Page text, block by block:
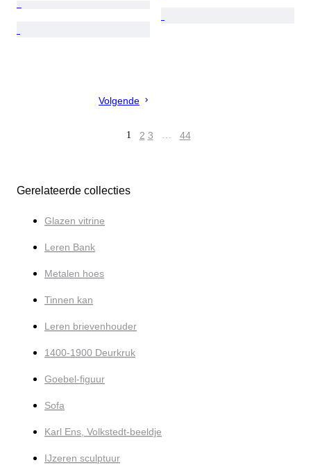
Volgende
1 2 3 … 44
Gerelateerde collecties
Glazen vitrine
Leren Bank
Metalen hoes
Tinnen kan
Leren brievenhouder
1400-1900 Deurkruk
Goebel-figuur
Sofa
Karl Ens, Volkstedt-beeldje
IJzeren sculptuur